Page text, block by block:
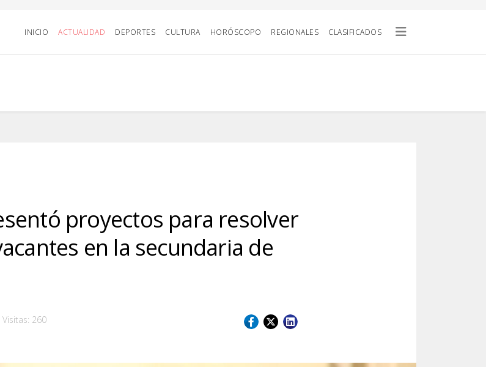
INICIO ACTUALIDAD DEPORTES CULTURA HORÓSCOPO REGIONALES CLASIFICADOS
proyectos para resolver
en la secundaria de
Visitas: 260